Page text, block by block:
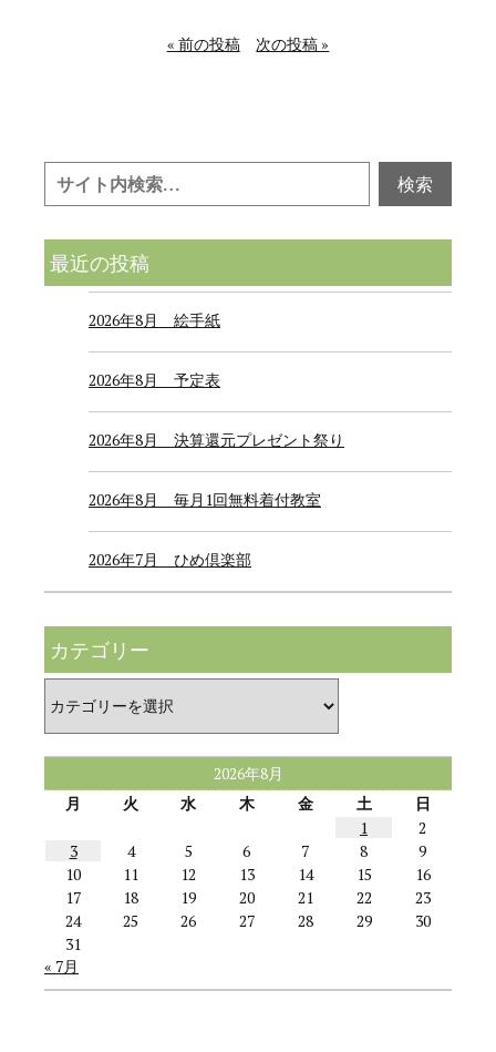
« 前の投稿 次の投稿 »
最近の投稿
2026年8月 絵手紙
2026年8月 予定表
2026年8月 決算還元プレゼント祭り
2026年8月 毎月1回無料着付教室
2026年7月 ひめ倶楽部
カテゴリー
テ
ゴ
リ
2026年8月
月
火 水 木 金 土
日
1
2
3
4 5 6 7 8
9
10
11 12 13 14 15
16
17
18 19 20 21 22
23
24
25 26 27 28 29
30
31
« 7月